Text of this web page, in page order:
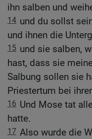
ihn salben und
14 und du sollst
und ihnen die
15 und sie salben,
hast, dass sie
Salbung sollen sie
Priestertum bei
16 Und Mose tat
hatte.
17 Also wurde die